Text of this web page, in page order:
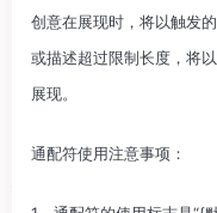
创意在展现时，将以触发
或描述超过限制长度，将
展现。
通配符使用注意事项：